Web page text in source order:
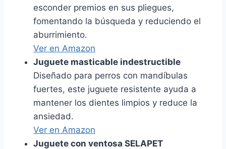
esconder premios en sus pliegues,
fomentando la búsqueda y reduciendo el
aburrimiento.
Ver en Amazon
Juguete masticable indestructible
Diseñado para perros con mandíbulas
fuertes, este juguete resistente ayuda a
mantener los dientes limpios y reduce la
ansiedad.
Ver en Amazon
Juguete con ventosa SELAPET